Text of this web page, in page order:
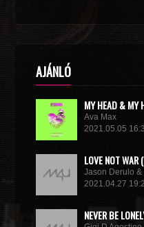
AJÁNLÓ
MY HEAD & MY
Ava Max
2021.05.05
LOVE NOT WAR
Jason Derulo &
2021.04.27
NEVER BE